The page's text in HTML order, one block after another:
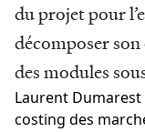
du projet pour
décomposer
des modules
Laurent
costing des